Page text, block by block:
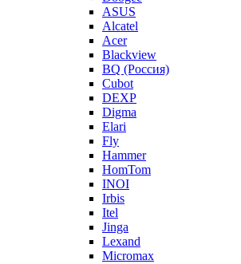
ASUS
Alcatel
Acer
Blackview
BQ (Россия)
Cubot
DEXP
Digma
Elari
Fly
Hammer
HomTom
INOI
Irbis
Itel
Jinga
Lexand
Micromax